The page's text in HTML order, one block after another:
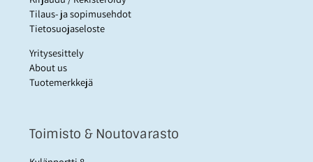
Tilaus- ja sopimusehdot
Tietosuojaseloste
Yritysesittely
About us
Tuotemerkkejä
Toimisto & Noutovarasto